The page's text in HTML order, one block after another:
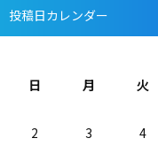
投稿日カレンダー
日
月 火
2
3 4